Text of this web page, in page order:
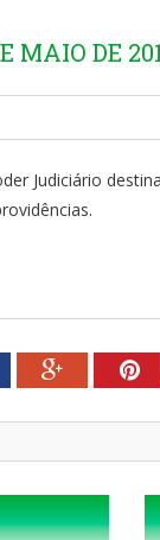
MAIO DE
Judiciário
Google+